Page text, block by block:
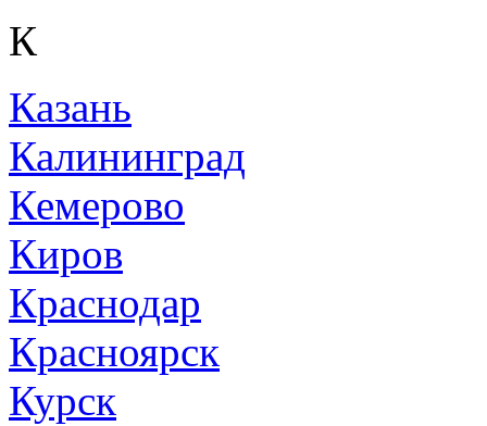
К
Казань
Калининград
Кемерово
Киров
Краснодар
Красноярск
Курск